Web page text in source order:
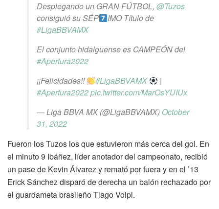
Desplegando un GRAN FÚTBOL, @Tuzos
consiguió su SÉP
IMO Título de
#LigaBBVAMX
El conjunto hidalguense es CAMPEÓN del
#Apertura2022
¡¡Felicidades!!
#LigaBBVAMX
|
#Apertura2022pic.twitter.com/MarOsYUIUx
— Liga BBVA MX (@LigaBBVAMX) October
31, 2022
Fueron los Tuzos los que estuvieron más cerca del gol. En
el minuto 9 Ibáñez, líder anotador del campeonato, recibió
un pase de Kevin Álvarez y remató por fuera y en el ’13
Erick Sánchez disparó de derecha un balón rechazado por
el guardameta brasileño Tiago Volpi.